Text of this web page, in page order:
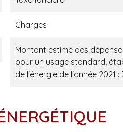
Charges
Montant estimé des
pour un usage standard,
de l'énergie de l'année 2021 :